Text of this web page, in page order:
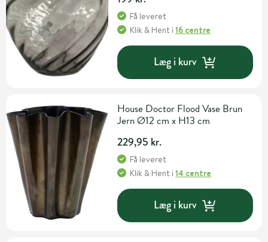
Få leveret
Klik & Hent i16 centre
Læg i kurv
House Doctor Flood Vase Brun
Jern Ø12 cm x H13 cm
229,95 kr.
Få leveret
Klik & Hent i14 centre
Læg i kurv